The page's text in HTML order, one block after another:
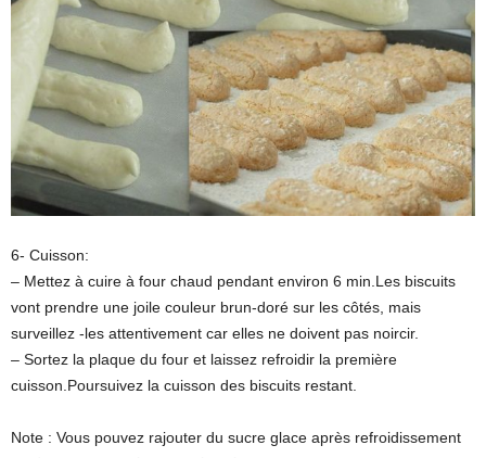
6- Cuisson:
– Mettez à cuire à four chaud pendant environ 6 min.Les biscuits
vont prendre une joile couleur brun-doré sur les côtés, mais
surveillez -les attentivement car elles ne doivent pas noircir.
– Sortez la plaque du four et laissez refroidir la première
cuisson.Poursuivez la cuisson des biscuits restant.
Note : Vous pouvez rajouter du sucre glace après refroidissement